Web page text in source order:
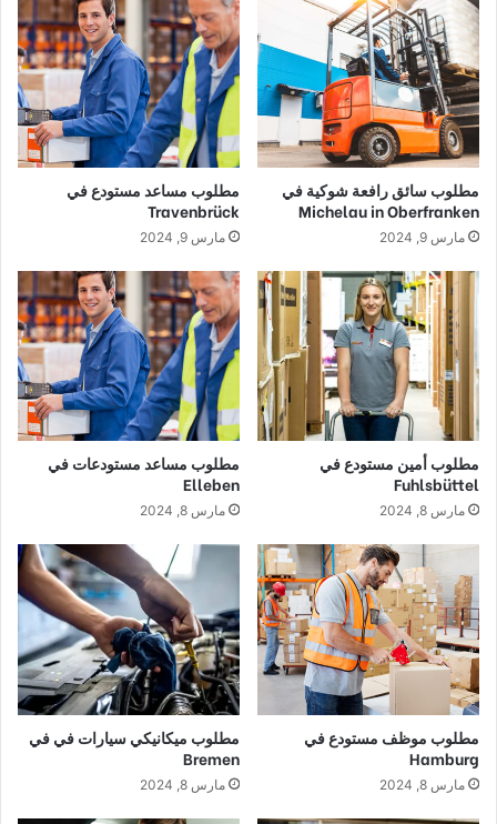
مطلوب سائق رافعة شوكية في
Michelau in Oberfranken
مارس 9, 2024
مطلوب مساعد مستودع في
Travenbrück
مارس 9, 2024
مطلوب أمين مستودع في
Fuhlsbüttel
مارس 8, 2024
مطلوب مساعد مستودعات في
Elleben
مارس 8, 2024
مطلوب موظف مستودع في
Hamburg
مارس 8, 2024
مطلوب ميكانيكي سيارات في في
Bremen
مارس 8, 2024